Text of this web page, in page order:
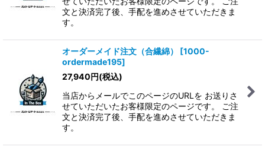
文と決済完了後、手配を進めさせていただきま
す。
オーダーメイド注文（合繊綿） [1000-
ordermade195]
27,940円(税込)
当店からメールでこのページのURLを お送りさ
せていただいたお客様限定のページです。 ご注
文と決済完了後、手配を進めさせていただきま
す。